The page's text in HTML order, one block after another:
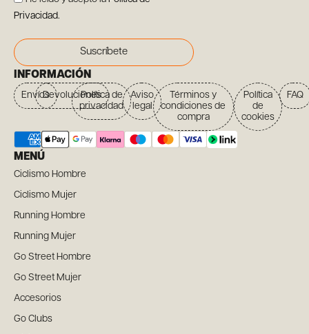
Privacidad.
Suscríbete
INFORMACIÓN
EnvíosDevolucionesPolítica de
privacidad
Aviso
legal
Términos y
condiciones de
compra
Política
de
cookies
FAQ
MENÚ
Ciclismo Hombre
Ciclismo Mujer
Running Hombre
Running Mujer
Go Street Hombre
Go Street Mujer
Accesorios
Go Clubs